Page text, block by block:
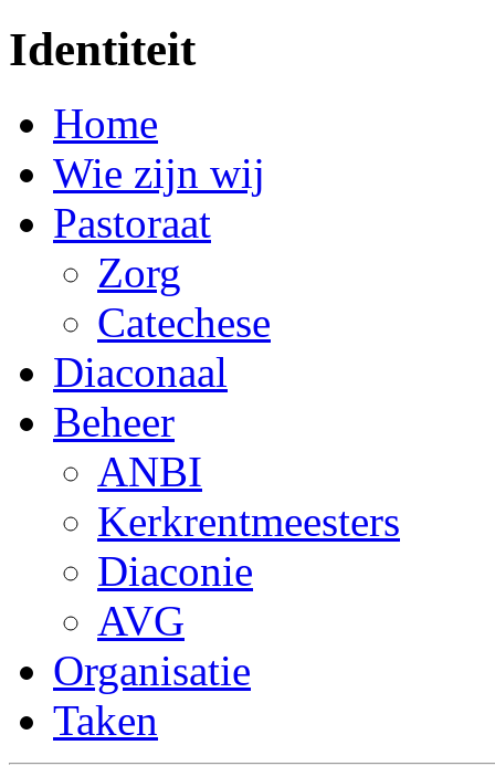
Identiteit
Home
Wie zijn wij
Pastoraat
Zorg
Catechese
Diaconaal
Beheer
ANBI
Kerkrentmeesters
Diaconie
AVG
Organisatie
Taken